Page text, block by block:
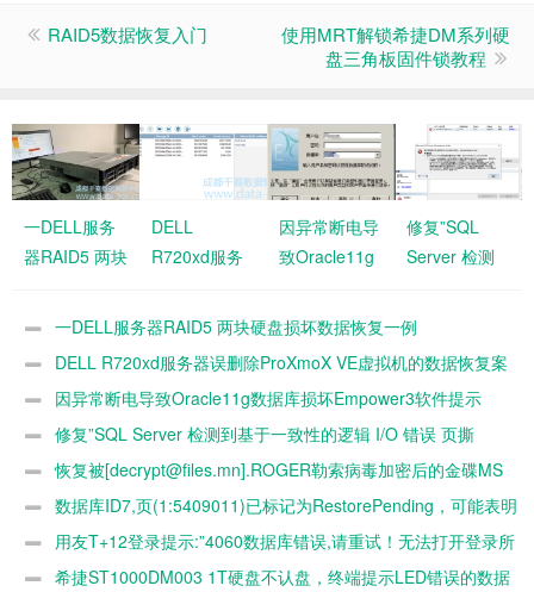
RAID5数据恢复入门
使用MRT解锁希捷DM系列硬
盘三角板固件锁教程
一DELL服务
器RAID5 两块
恢复一例
DELL
R720xd服务
ProXmoX VE
恢复案例
因异常断电导
致Oracle11g
Empower3软
12541不能正
常使用
修复”SQL
Server 检测
的逻辑 I/O 错
裂…….错误
号: 824″的数
据库
一DELL服务器RAID5 两块硬盘损坏数据恢复一例
DELL R720xd服务器误删除ProXmoX VE虚拟机的数据恢复案
例
因异常断电导致Oracle11g数据库损坏Empower3软件提示
ORA-12541不能正常使用
修复”SQL Server 检测到基于一致性的逻辑 I/O 错误 页撕
裂…….错误号: 824″的数据库
恢复被[decrypt@files.mn].ROGER勒索病毒加密后的金碟MS
SQL2008 R2 MDF数据库文件
数据库ID7,页(1:5409011)已标记为RestorePending，可能表明
磁盘已损坏。要从此状态恢复，请执行还原操作。
用友T+12登录提示:”4060数据库错误,请重试！无法打开登录所
请的数据库
希捷ST1000DM003 1T硬盘不认盘，终端提示LED错误的数据